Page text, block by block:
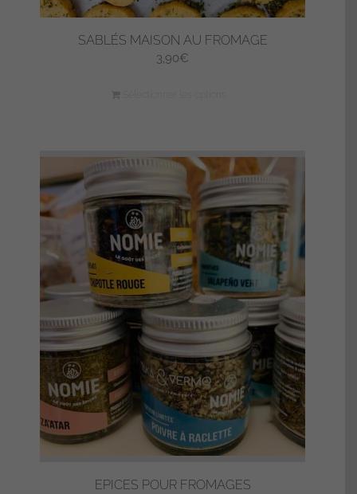
SABLÉS MAISON AU FROMAGE
3,90€
EPICES POUR FROMAGES